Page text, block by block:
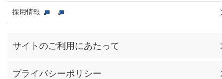
採用情報
サイトのご利用にあたって
プライバシーポリシー